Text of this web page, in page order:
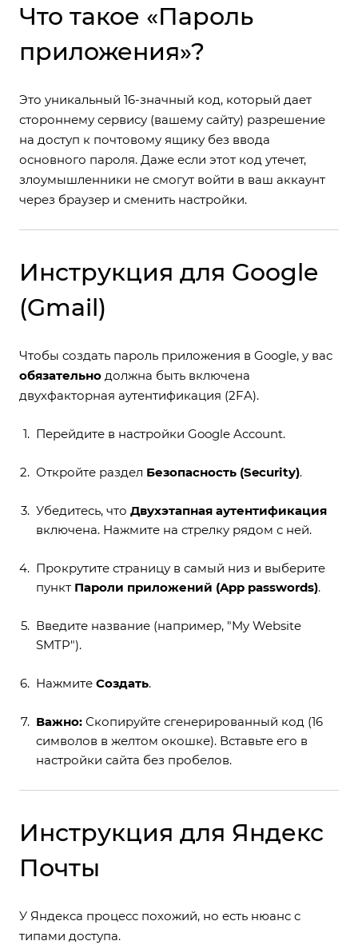
Что такое «Пароль
приложения»?
Это уникальный 16-значный код, который дает
стороннему сервису (вашему сайту) разрешение
на доступ к почтовому ящику без ввода
основного пароля. Даже если этот код утечет,
злоумышленники не смогут войти в ваш аккаунт
через браузер и сменить настройки.
Инструкция для Google
(Gmail)
Чтобы создать пароль приложения в Google, у вас
обязательно должна быть включена
двухфакторная аутентификация (2FA).
Перейдите в настройки Google Account.
Откройте раздел Безопасность (Security).
Убедитесь, что Двухэтапная аутентификация
включена. Нажмите на стрелку рядом с ней.
Прокрутите страницу в самый низ и выберите
пункт Пароли приложений (App passwords).
Введите название (например, "My Website
SMTP").
Нажмите Создать.
Важно: Скопируйте сгенерированный код (16
символов в желтом окошке). Вставьте его в
настройки сайта без пробелов.
Инструкция для Яндекс
Почты
У Яндекса процесс похожий, но есть нюанс с
типами доступа.